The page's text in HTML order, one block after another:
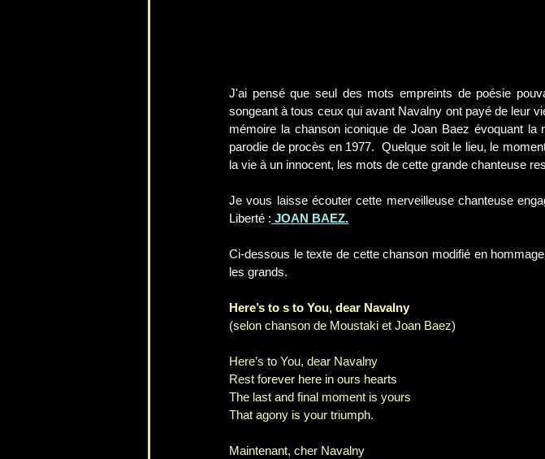
J'ai pensé que seul des mots empreints de poésie
songeant à tous ceux qui avant Navalny ont payé de leur
mémoire la chanson iconique de Joan Baez évoquant
parodie de procès en 1977.  Quelque soit le lieu, le
la vie à un innocent, les mots de cette grande chanteuse
Je vous laisse écouter cette merveilleuse chanteuse
Liberté : JOAN BAEZ.
Ci-dessous le texte de cette chanson modifié en
les grands.
Here’s to s to You, dear Navalny
(selon chanson de Moustaki et Joan Baez)
Here’s to You, dear Navalny
Rest forever here in ours hearts
The last and final moment is yours
That agony is your triumph.
Maintenant, cher Navalny